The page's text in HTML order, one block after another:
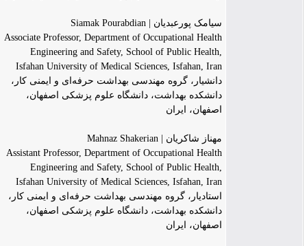
سیامک پورعبدیان | Siamak Pourabdian
Associate Professor, Department of Occupational Health
Engineering and Safety, School of Public Health,
Isfahan University of Medical Sciences, Isfahan, Iran
دانشیار، گروه مهندسی بهداشت حرفه‌ای و ایمنی کار،
دانشکده بهداشت، دانشگاه علوم پزشکی اصفهان،
اصفهان، ایران
مهناز شاکریان | Mahnaz Shakerian
Assistant Professor, Department of Occupational Health
Engineering and Safety, School of Public Health,
Isfahan University of Medical Sciences, Isfahan, Iran
استادیار، گروه مهندسی بهداشت حرفه‌ای و ایمنی کار،
دانشکده بهداشت، دانشگاه علوم پزشکی اصفهان،
اصفهان، ایران